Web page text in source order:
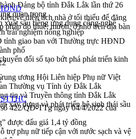
Đảng bộ tỉnh Đắk Lắk lần thứ 26
quan trọng
xuất sầu riêng ứng dụng công nghệ
trải nghiệm nông nghiệp
giao ban với Thường trực HĐND
phố
đổi số tạo bứt phá phát triển kinh
ương Hội Liên hiệp Phụ nữ Việt
Thường vụ Tỉnh ủy Đắk Lắk
tin và Truyền thông tỉnh Đắk Lắk
xây dựng và phát triển hệ sinh thái sầu
được đấu giá 1,4 tỷ đồng
trợ phụ nữ tiếp cận với nước sạch và vệ
về diện tích nhà ở tối thiểu để đăng
pháp do thuê, mượn, ở nhờ trên địa bàn
422/QĐ-TTg ngày 04/4/2022 của